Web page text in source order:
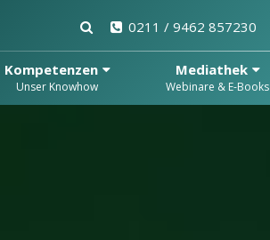
0211 / 9462 857230
Kompetenzen
Unser Knowhow
Mediathek
Webinare & E-Books